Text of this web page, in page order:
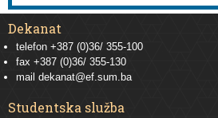
Dekanat
telefon +387 (0)36/ 355-100
fax +387 (0)36/ 355-130
mail dekanat@ef.sum.ba
Studentska služba